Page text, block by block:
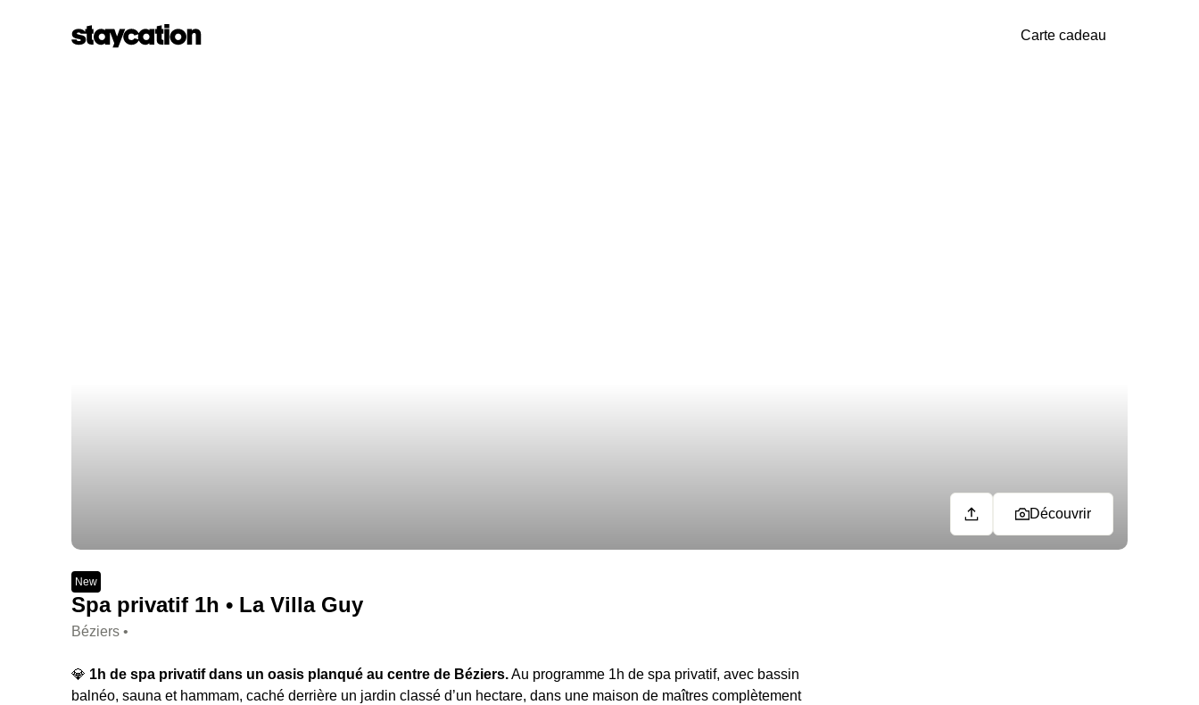
Carte cadeau
Découvrir
New
Spa privatif 1h • La Villa Guy
Béziers •
💎 1h de spa privatif dans un oasis planqué au centre de Béziers.Au programme 1h de spa privatif, avec bassin
balnéo, sauna et hammam, caché derrière un jardin classé d’un hectare, dans une maison de maîtres complètement